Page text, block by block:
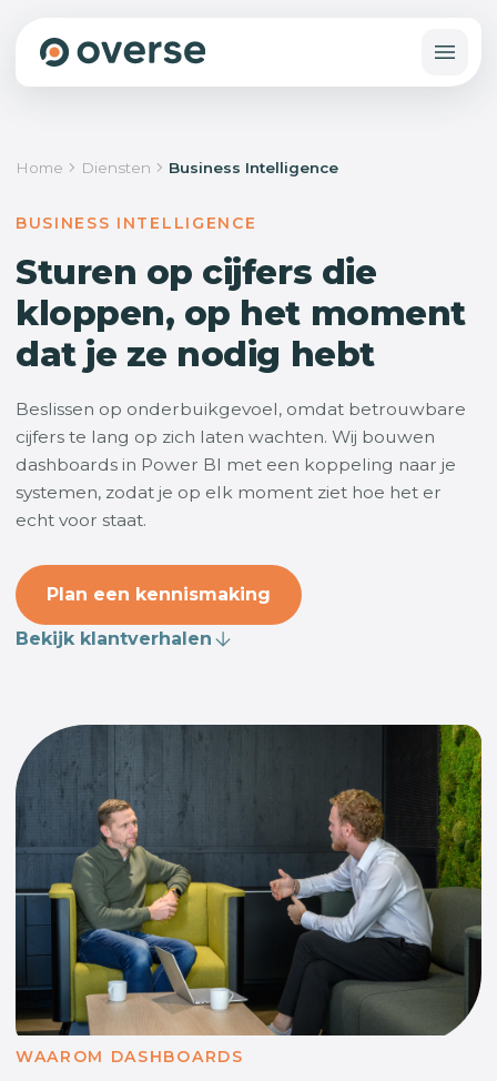
Home Diensten Business Intelligence
BUSINESS INTELLIGENCE
Sturen op cijfers die
kloppen, op het moment
dat je ze nodig hebt
Beslissen op onderbuikgevoel, omdat betrouwbare
cijfers te lang op zich laten wachten. Wij bouwen
dashboards in Power BI met een koppeling naar je
systemen, zodat je op elk moment ziet hoe het er
echt voor staat.
Plan een kennismaking
Bekijk klantverhalen
WAAROM DASHBOARDS